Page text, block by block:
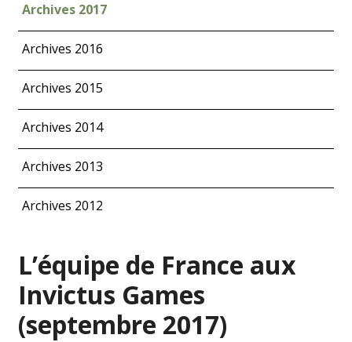
Archives 2017
Archives 2016
Archives 2015
Archives 2014
Archives 2013
Archives 2012
L’équipe de France aux
Invictus Games
(septembre 2017)